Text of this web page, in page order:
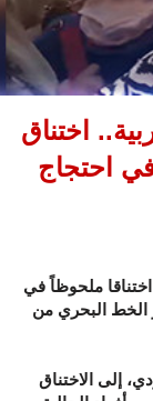
اختناق
في احتجاج
اختناقا ملحوظاً في
الخط البحري من
إلى الاختناق